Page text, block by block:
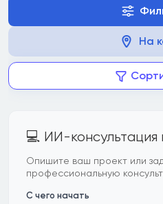
На
💻 ИИ-консультация
Опишите ваш проект или
профессиональную
С чего начать